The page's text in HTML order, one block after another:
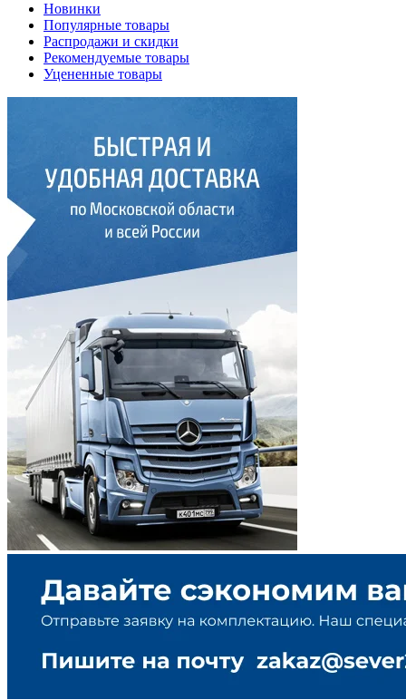
Новинки
Популярные товары
Распродажи и скидки
Рекомендуемые товары
Уцененные товары